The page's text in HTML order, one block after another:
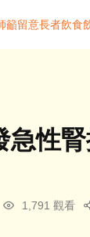
留意長者飲食
急性
1,791 觀看